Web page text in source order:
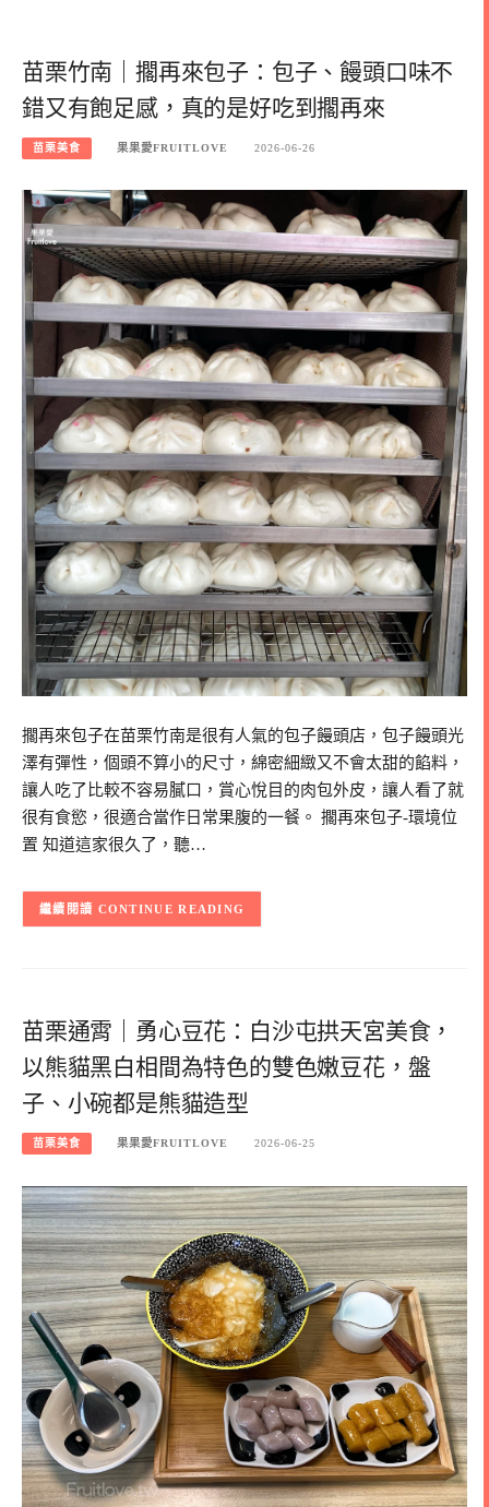
苗栗竹南｜擱再來包子：包子、饅頭口味不
錯又有飽足感，真的是好吃到擱再來
苗栗美食 果果愛FRUITLOVE 2026-06-26
擱再來包子在苗栗竹南是很有人氣的包子饅頭店，包子饅頭光
澤有彈性，個頭不算小的尺寸，綿密細緻又不會太甜的餡料，
讓人吃了比較不容易膩口，賞心悅目的肉包外皮，讓人看了就
很有食慾，很適合當作日常果腹的一餐。 擱再來包子-環境位
置 知道這家很久了，聽…
CONTINUE READING
苗栗通霄｜勇心豆花：白沙屯拱天宮美食，
以熊貓黑白相間為特色的雙色嫩豆花，盤
子、小碗都是熊貓造型
苗栗美食 果果愛FRUITLOVE 2026-06-25